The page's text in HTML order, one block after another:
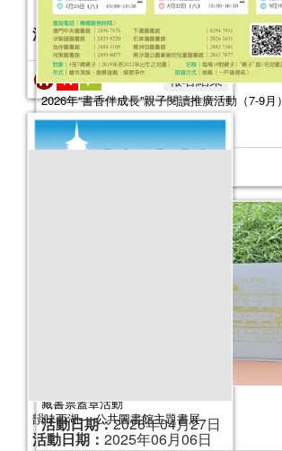
2026年“書香伴成長”親子閱讀推廣活動（7-9月）
活動日期：2026年07月04日
藏書票蓋章活動
活動日期：2026年04月27日